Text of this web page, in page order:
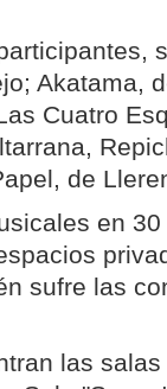
Akatama,
Cuatro
de
en
sufre las
las